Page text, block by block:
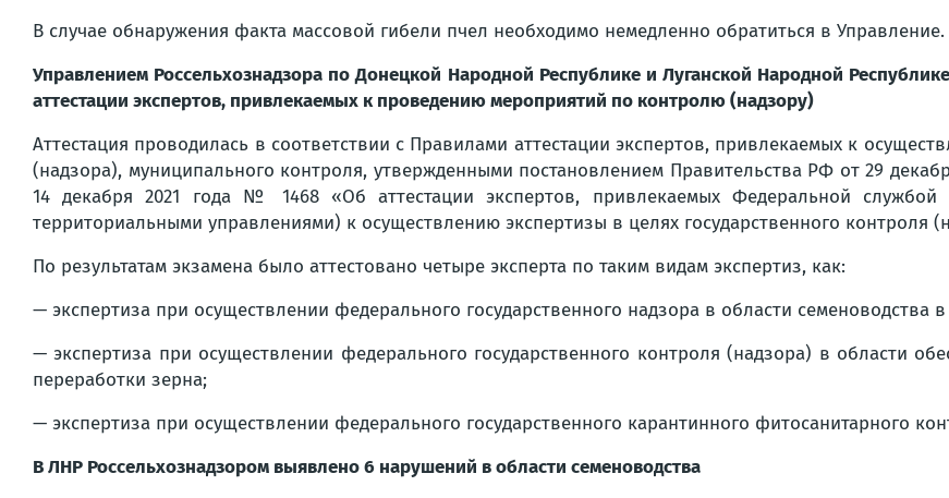
В случае обнаружения факта массовой гибели пчел необходимо немедленно обратиться в Управление.
Управлением Россельхознадзора по Донецкой Народной Республике и Луганской Народной
аттестации экспертов, привлекаемых к проведению мероприятий по контролю (надзору)
Аттестация проводилась в соответствии с Правилами аттестации экспертов, привлекаемых к
(надзора), муниципального контроля, утвержденными постановлением Правительства РФ от 29
14 декабря 2021 года № 1468 «Об аттестации экспертов, привлекаемых Федеральной
территориальными управлениями) к осуществлению экспертизы в целях государственного контроля
По результатам экзамена было аттестовано четыре эксперта по таким видам экспертиз, как:
— экспертиза при осуществлении федерального государственного надзора в области семеноводства
— экспертиза при осуществлении федерального государственного контроля (надзора) в области
переработки зерна;
— экспертиза при осуществлении федерального государственного карантинного фитосанитарного
В ЛНР Россельхознадзором выявлено 6 нарушений в области семеноводства